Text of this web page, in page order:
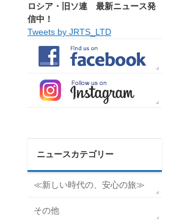
ロシア・旧ソ連 最新ニュース発
信中！
Tweets by JRTS_LTD
ニュースカテゴリー
≪新しい時代の、安心の旅≫
その他